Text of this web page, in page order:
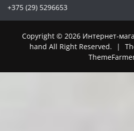
+375 (29) 5296653
Copyright © 2026 Интернет-
hand All Right Reserved.
|